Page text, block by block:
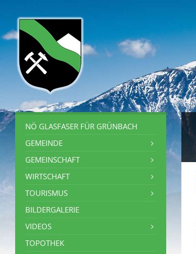
NÖ GLASFASER FÜR GRÜNBACH
GEMEINDE
GEMEINSCHAFT
WIRTSCHAFT
TOURISMUS
BILDERGALERIE
VIDEOS
TOPOTHEK